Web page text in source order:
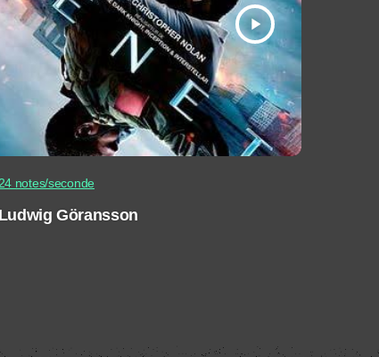
play_arrow
24 notes/seconde
Ludwig Göransson